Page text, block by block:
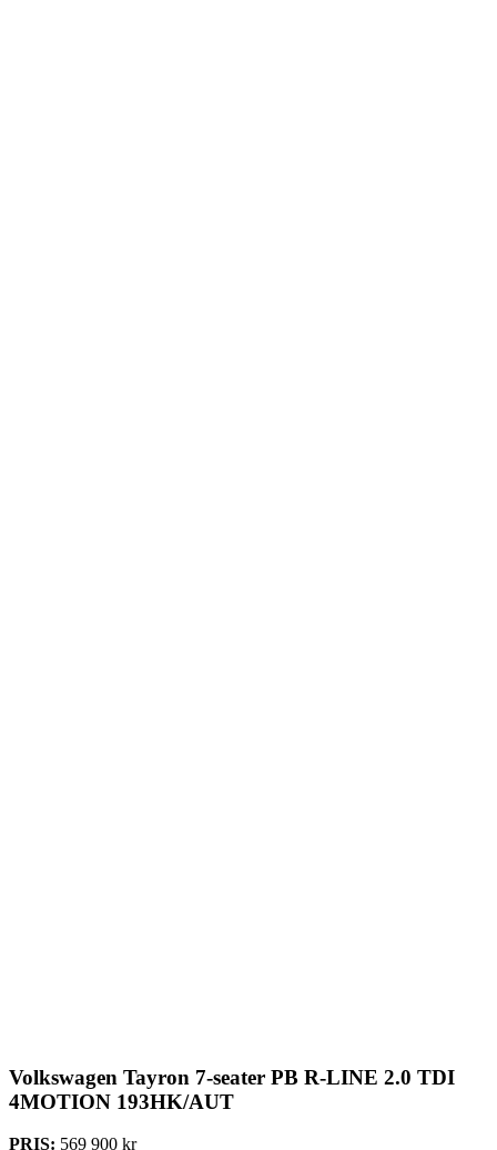
Volkswagen Tayron 7-seater PB R-LINE 2.0 TDI
4MOTION 193HK/AUT
PRIS: 569 900 kr